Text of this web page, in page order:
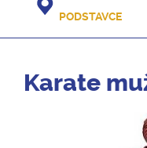
PODSTAVCE
Karate